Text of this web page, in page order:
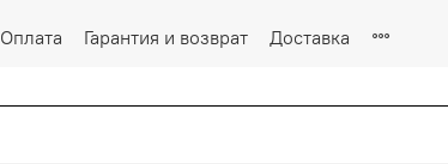
Оплата Гарантия и возврат Доставка